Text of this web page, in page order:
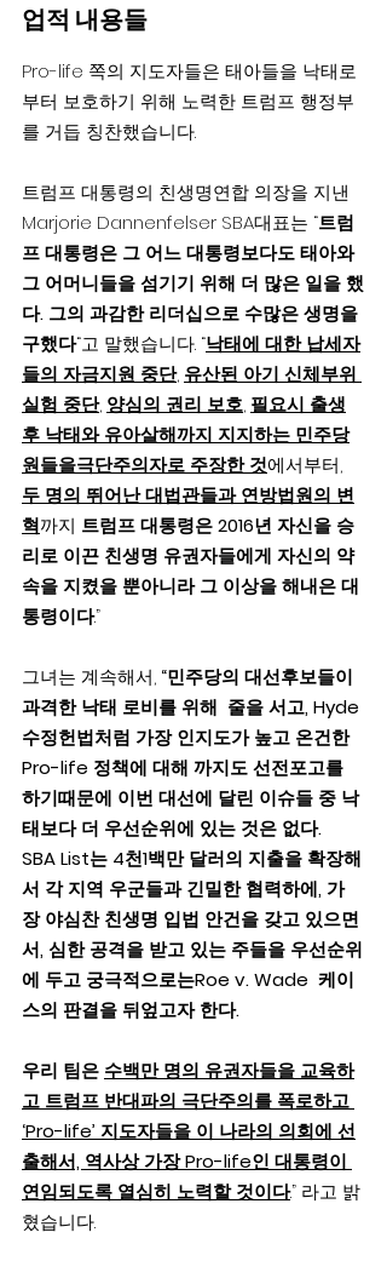
업적 내용들
Pro-life 쪽의 지도자들은 태아들을 낙태로
부터 보호하기 위해 노력한 트럼프 행정부
를 거듭 칭찬했습니다.
트럼프 대통령의 친생명연합 의장을 지낸
Marjorie Dannenfelser SBA대표는 “트럼
프 대통령은 그 어느 대통령보다도 태아와
그 어머니들을 섬기기 위해 더 많은 일을 했
다. 그의 과감한 리더십으로 수많은 생명을
구했다“고 말했습니다. “낙태에 대한 납세자
들의 자금지원 중단, 유산된 아기 신체부위
실험 중단, 양심의 권리 보호, 필요시 출생
후 낙태와 유아살해까지 지지하는 민주당
원들을극단주의자로 주장한 것에서부터,
두 명의 뛰어난 대법관들과 연방법원의 변
혁까지 트럼프 대통령은 2016년 자신을 승
리로 이끈 친생명 유권자들에게 자신의 약
속을 지켰을 뿐아니라 그 이상을 해내은 대
통령이다.”
그녀는 계속해서, “민주당의 대선후보들이
과격한 낙태 로비를 위해  줄을 서고, Hyde
수정헌법처럼 가장 인지도가 높고 온건한
Pro-life 정책에 대해 까지도 선전포고를
하기때문에 이번 대선에 달린 이슈들 중 낙
태보다 더 우선순위에 있는 것은 없다.
SBA List는 4천1백만 달러의 지출을 확장해
서 각 지역 우군들과 긴밀한 협력하에, 가
장 야심찬 친생명 입법 안건을 갖고 있으면
서, 심한 공격을 받고 있는 주들을 우선순위
에 두고 궁극적으로는Roe v. Wade  케이
스의 판결을 뒤엎고자 한다.
우리 팀은 수백만 명의 유권자들을 교육하
고 트럼프 반대파의 극단주의를 폭로하고
‘Pro-life’ 지도자들을 이 나라의 의회에 선
출해서, 역사상 가장 Pro-life인 대통령이
연임되도록 열심히 노력할 것이다.” 라고 밝
혔습니다.